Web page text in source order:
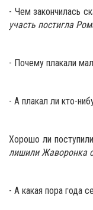
- Чем закончилась
участь постигла
- Почему плакали
- А плакал ли кто-
Хорошо ли
лишили Жаворонка
- А какая пора года